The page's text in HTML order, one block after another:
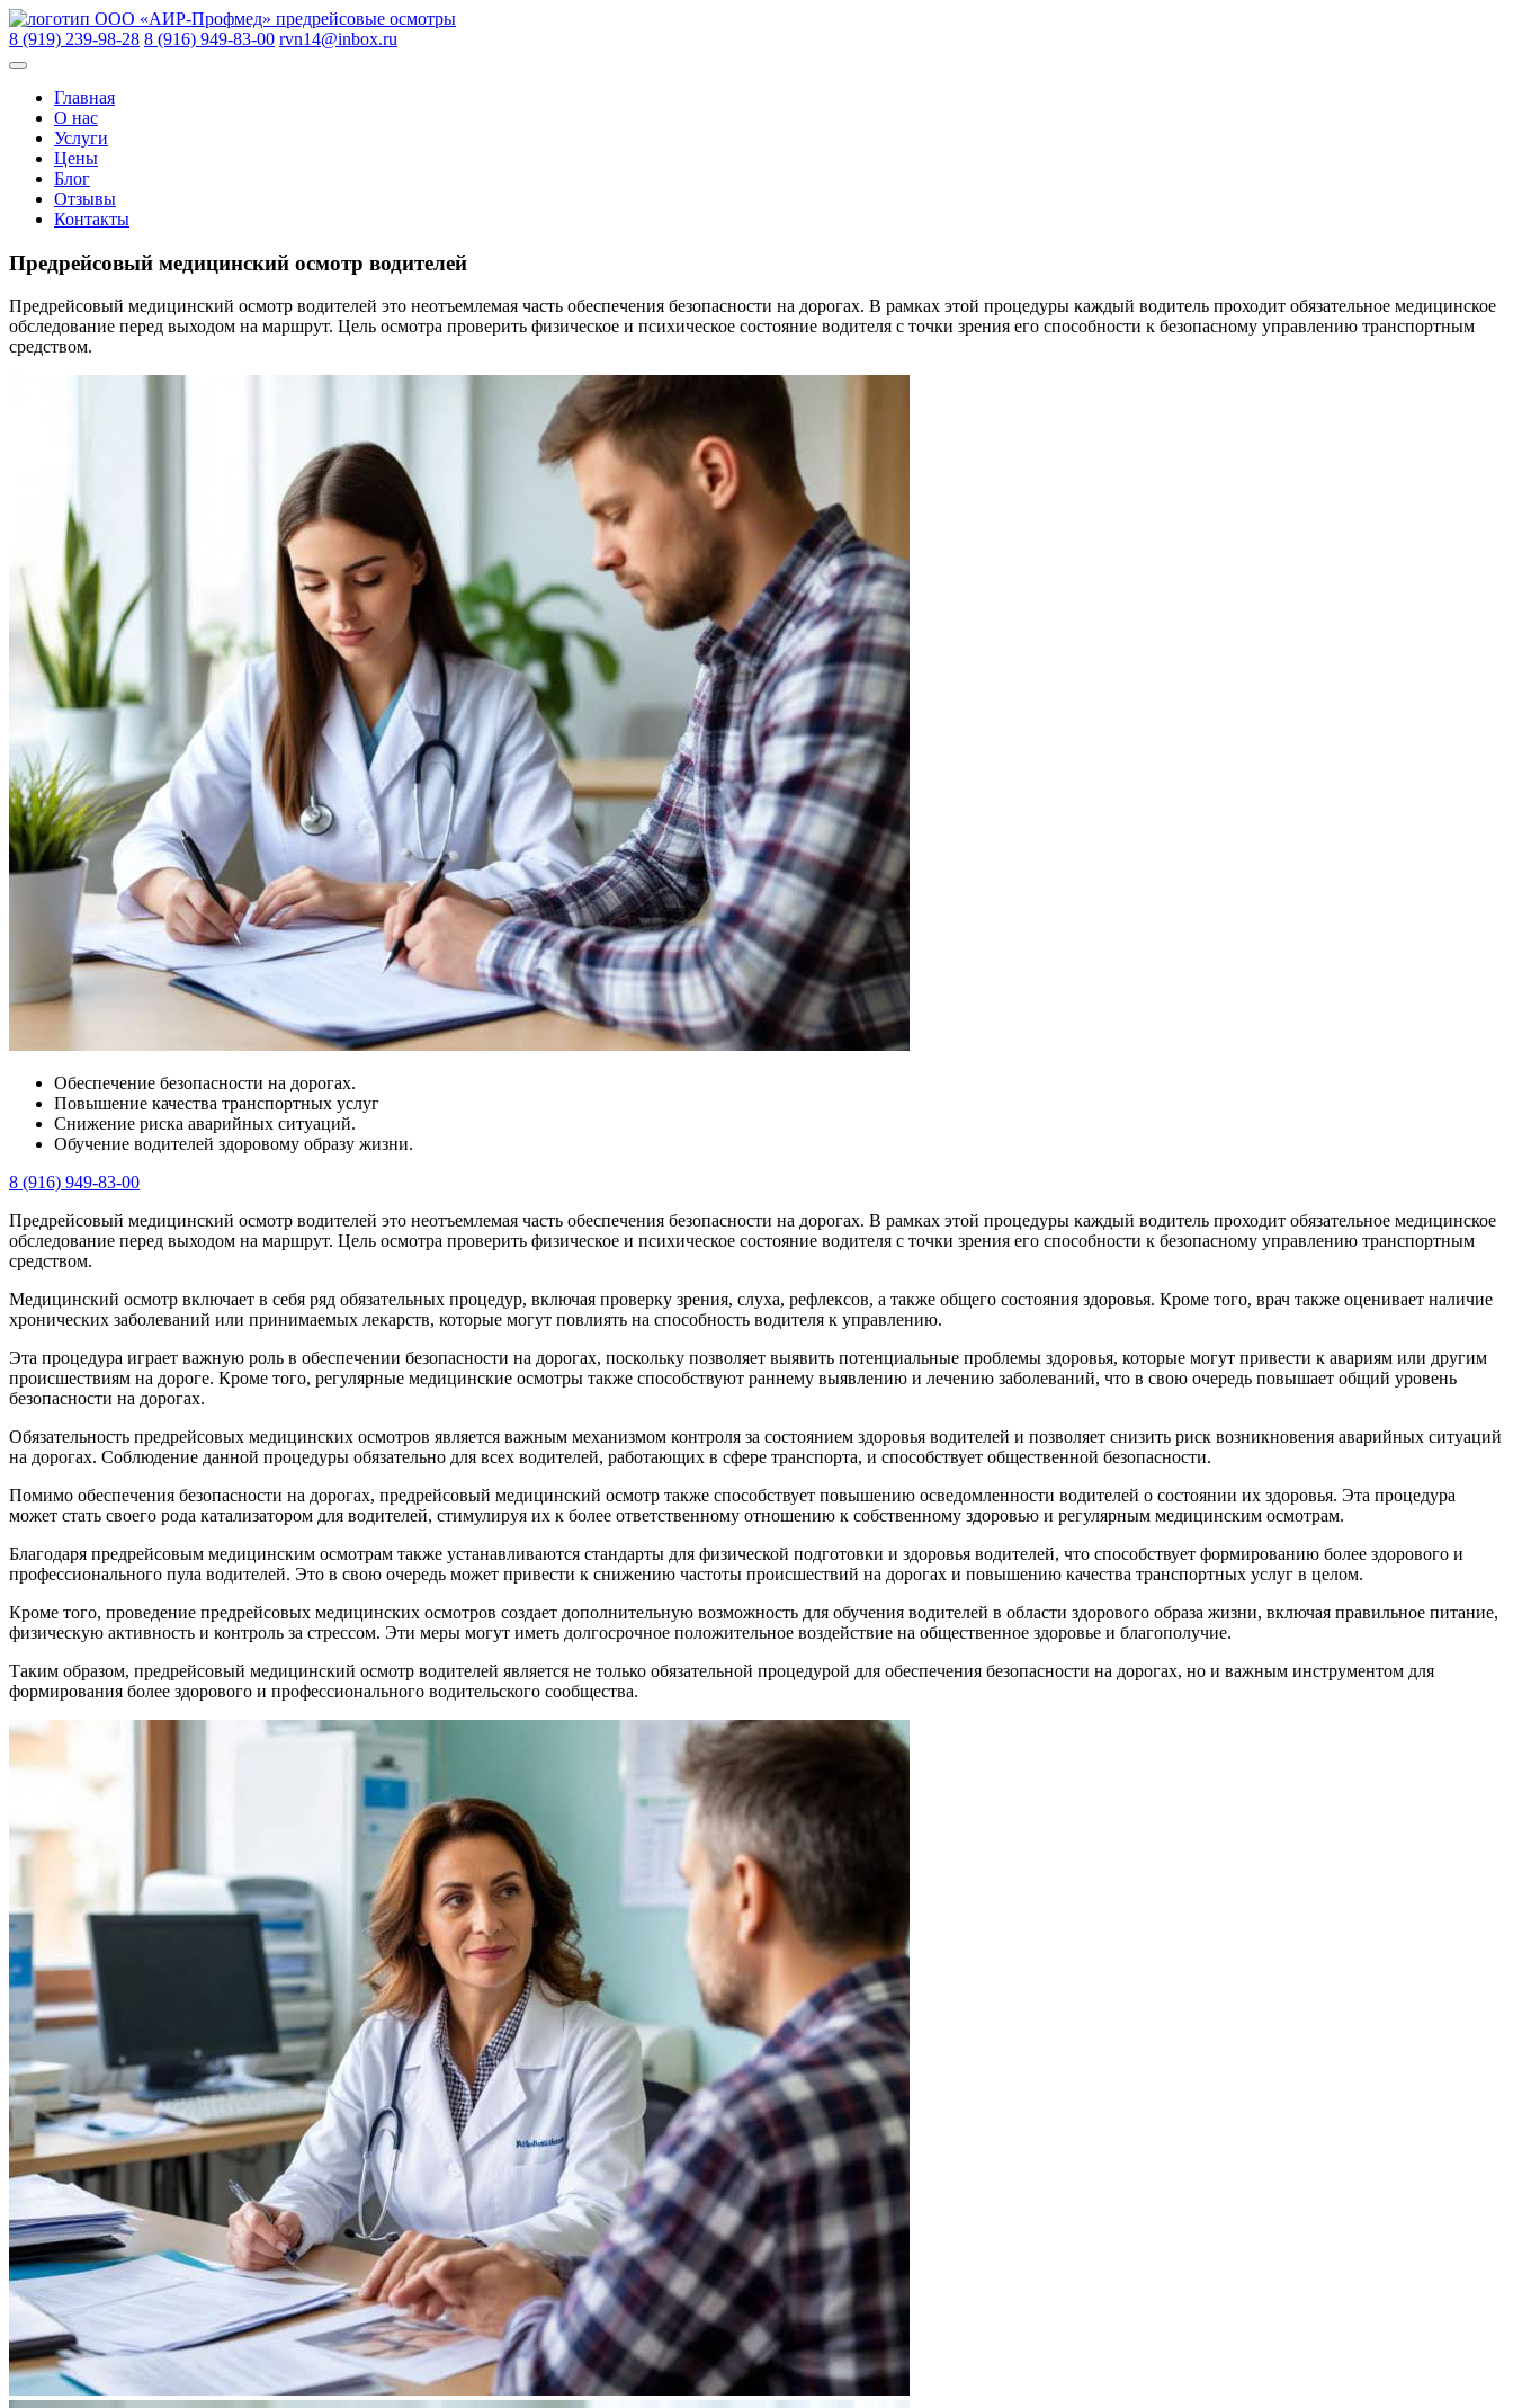
Skip
to
content
ООО «АИР-Профмед» предрейсовые осмотры
8 (919) 239-98-28 8 (916) 949-83-00 rvn14@inbox.ru
Главная
О нас
Услуги
Цены
Блог
Отзывы
Контакты
Предрейсовый медицинский осмотр водителей
Предрейсовый медицинский осмотр водителей это неотъемлемая часть обеспечения безопасности на дорогах. В рамках этой процедуры каждый водитель проходит обязательное медицинское
обследование перед выходом на маршрут. Цель осмотра проверить физическое и психическое состояние водителя с точки зрения его способности к безопасному управлению транспортным
средством.
Обеспечение безопасности на дорогах.
Повышение качества транспортных услуг
Снижение риска аварийных ситуаций.
Обучение водителей здоровому образу жизни.
8 (916) 949-83-00
Предрейсовый медицинский осмотр водителей это неотъемлемая часть обеспечения безопасности на дорогах. В рамках этой процедуры каждый водитель проходит обязательное медицинское
обследование перед выходом на маршрут. Цель осмотра проверить физическое и психическое состояние водителя с точки зрения его способности к безопасному управлению транспортным
средством.
Медицинский осмотр включает в себя ряд обязательных процедур, включая проверку зрения, слуха, рефлексов, а также общего состояния здоровья. Кроме того, врач также оценивает наличие
хронических заболеваний или принимаемых лекарств, которые могут повлиять на способность водителя к управлению.
Эта процедура играет важную роль в обеспечении безопасности на дорогах, поскольку позволяет выявить потенциальные проблемы здоровья, которые могут привести к авариям или другим
происшествиям на дороге. Кроме того, регулярные медицинские осмотры также способствуют раннему выявлению и лечению заболеваний, что в свою очередь повышает общий уровень
безопасности на дорогах.
Обязательность предрейсовых медицинских осмотров является важным механизмом контроля за состоянием здоровья водителей и позволяет снизить риск возникновения аварийных ситуаций
на дорогах. Соблюдение данной процедуры обязательно для всех водителей, работающих в сфере транспорта, и способствует общественной безопасности.
Помимо обеспечения безопасности на дорогах, предрейсовый медицинский осмотр также способствует повышению осведомленности водителей о состоянии их здоровья. Эта процедура
может стать своего рода катализатором для водителей, стимулируя их к более ответственному отношению к собственному здоровью и регулярным медицинским осмотрам.
Благодаря предрейсовым медицинским осмотрам также устанавливаются стандарты для физической подготовки и здоровья водителей, что способствует формированию более здорового и
профессионального пула водителей. Это в свою очередь может привести к снижению частоты происшествий на дорогах и повышению качества транспортных услуг в целом.
Кроме того, проведение предрейсовых медицинских осмотров создает дополнительную возможность для обучения водителей в области здорового образа жизни, включая правильное питание,
физическую активность и контроль за стрессом. Эти меры могут иметь долгосрочное положительное воздействие на общественное здоровье и благополучие.
Таким образом, предрейсовый медицинский осмотр водителей является не только обязательной процедурой для обеспечения безопасности на дорогах, но и важным инструментом для
формирования более здорового и профессионального водительского сообщества.